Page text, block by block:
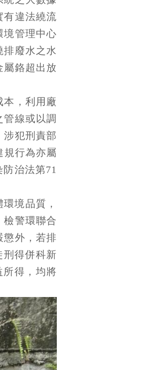
有違法繞流
境管理中心
排廢水之水
屬鉻超出放
本，利用廠
線或以調
涉犯刑責部
規行為亦屬
治法第71
境品質，
檢警環聯合
懲外，若排
得併科新
所得，均將